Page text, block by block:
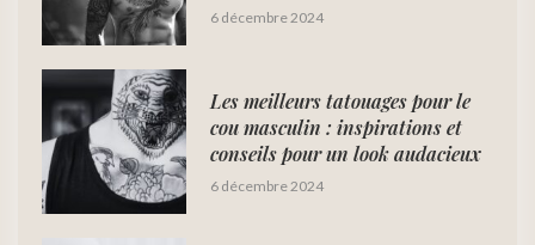
6 décembre 2024
Les meilleurs tatouages pour le
cou masculin : inspirations et
conseils pour un look audacieux
6 décembre 2024